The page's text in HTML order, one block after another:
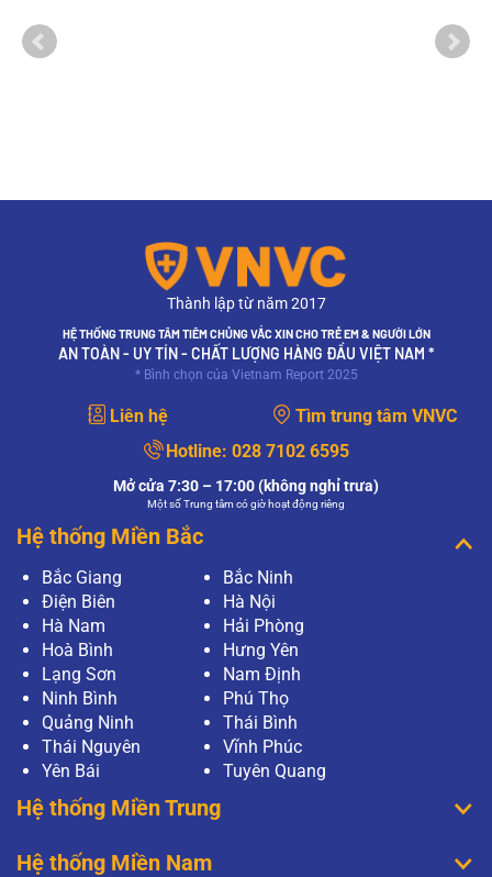
Thành lập từ năm 2017
HỆ THỐNG TRUNG TÂM TIÊM CHỦNG VẮC XIN CHO TRẺ EM & NGƯỜI LỚN
AN TOÀN - UY TÍN - CHẤT LƯỢNG HÀNG ĐẦU VIỆT NAM *
* Bình chọn của Vietnam Report 2025
Liên hệ
Tìm trung tâm VNVC
Hotline: 028 7102 6595
Mở cửa 7:30 – 17:00 (không nghỉ trưa)
Một số Trung tâm có giờ hoạt động riêng
Hệ thống Miền Bắc
Bắc Giang
Bắc Ninh
Điện Biên
Hà Nội
Hà Nam
Hải Phòng
Hoà Bình
Hưng Yên
Lạng Sơn
Nam Định
Ninh Bình
Phú Thọ
Quảng Ninh
Thái Bình
Thái Nguyên
Vĩnh Phúc
Yên Bái
Tuyên Quang
Hệ thống Miền Trung
Hệ thống Miền Nam